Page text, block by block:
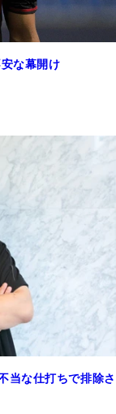
な幕開け
当な仕打ちで排除さ